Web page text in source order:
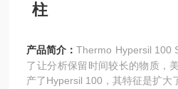
柱
产品简介：Thermo Hypersil 100
了让分析保留时间较长的物质，
产了Hypersil 100，其特征是扩大